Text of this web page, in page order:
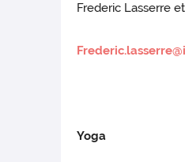
Frederic Lasserre
Yoga